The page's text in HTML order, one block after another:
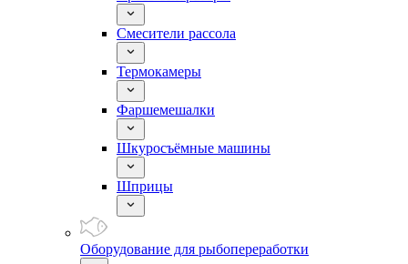
Смесители рассола
Термокамеры
Фаршемешалки
Шкуросъёмные машины
Шприцы
Оборудование для рыбопереработки